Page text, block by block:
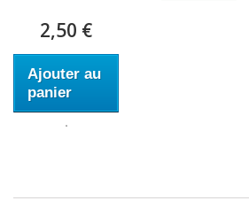
2,50 €
Ajouter au
panier